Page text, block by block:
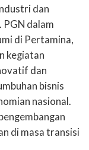
dan
PGN dalam
di Pertamina,
kegiatan
dan
bisnis
nasional.
di masa transisi